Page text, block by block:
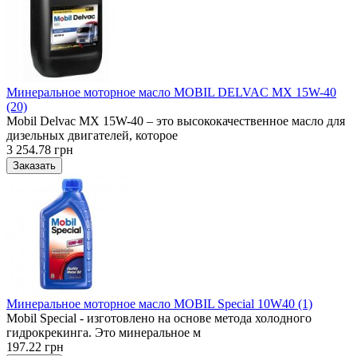
Минеральное моторное масло MOBIL DELVAC MX 15W-40
(20)
Mobil Delvac MX 15W-40 – это высококачественное масло для
дизельных двигателей, которое
3 254.78 грн
Минеральное моторное масло MOBIL Special 10W40 (1)
Mobil Special - изготовлено на основе метода холодного
гидрокрекинга. Это минеральное м
197.22 грн